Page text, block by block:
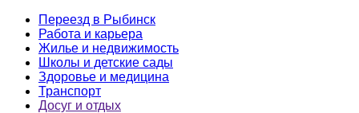
Переезд в Рыбинск
Работа и карьера
Жилье и недвижимость
Школы и детские сады
Здоровье и медицина
Транспорт
Досуг и отдых